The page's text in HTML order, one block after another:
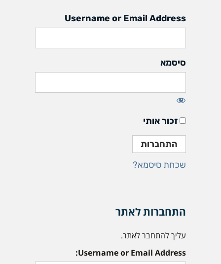
Username or Email Address
סיסמא
זכור אותי
שכחת סיסמא?
התחברות לאתר
עליך להתחבר לאתר.
Username or Email Address: